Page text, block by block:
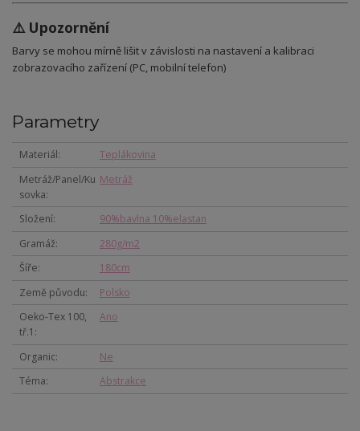
⚠️ Upozornění
Barvy se mohou mírně lišit v závislosti na nastavení a kalibraci
zobrazovacího zařízení (PC, mobilní telefon)
Parametry
Materiál
Teplákovina
Metráž/Panel/Ku
sovka
Metráž
Složení
90%bavlna 10%elastan
Gramáž
280g/m2
Šíře
180cm
Země původu
Polsko
Oeko-Tex 100,
tř.1
Ano
Organic
Ne
Téma
Abstrakce